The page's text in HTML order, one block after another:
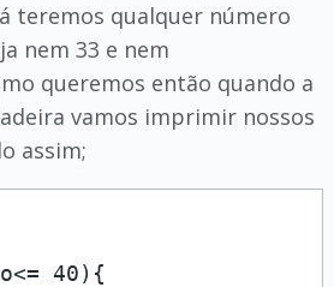
teremos qualquer número
nem 33 e nem
queremos então quando a
vamos imprimir nossos
assim;
40){